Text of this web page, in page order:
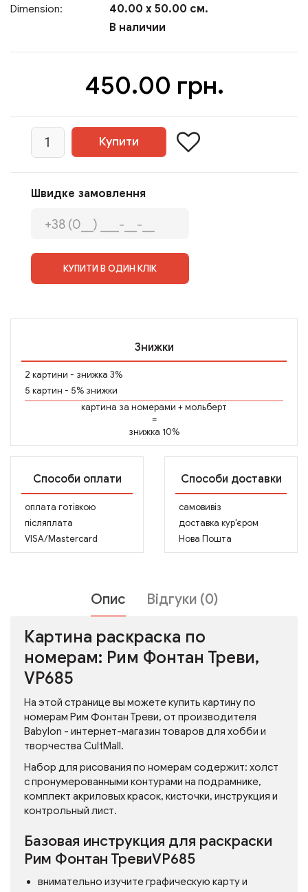
Dimension:
40.00 x 50.00 см.
В наличии
450.00 грн.
Швидке замовлення
КУПИТИ В ОДИН КЛІК
Знижки
2 картини - знижка 3%
5 картин - 5% знижки
картина за номерами +мольберт
=
знижка 10%
Способи оплати
оплата готівкою
післяплата
VISA/Mastercard
Способи доставки
самовивіз
доставка кур'єром
Нова Пошта
Опис Відгуки (0)
Картина раскраска по
номерам: Рим Фонтан Треви,
VP685
На этой странице вы можете купить картину по
номерам Рим Фонтан Треви, от производителя
Babylon - интернет-магазин товаров для хобби и
творчества CultMall.
Набор для рисования по номерам содержит: холст
с пронумерованными контурами на подрамнике,
комплект акриловых красок, кисточки, инструкция и
контрольный лист.
Базовая инструкция для раскраски
Рим Фонтан ТревиVP685
внимательно изучите графическую карту и